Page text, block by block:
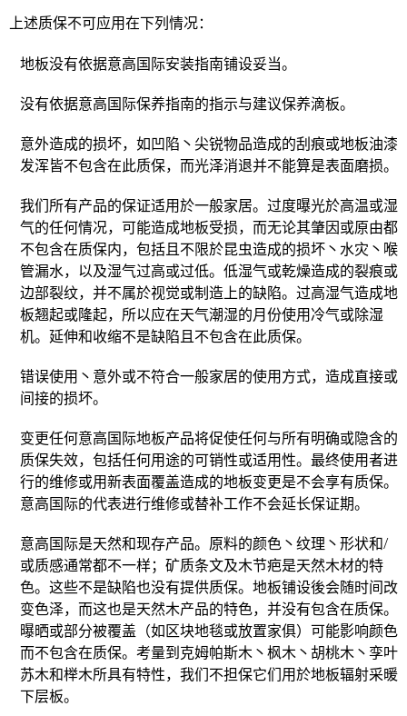
上述质保不可应用在下列情况：
地板没有依据意高国际安装指南铺设妥当。
没有依据意高国际保养指南的指示与建议保养滴板。
意外造成的损坏，如凹陷丶尖锐物品造成的刮痕或地板油漆
发浑皆不包含在此质保，而光泽消退并不能算是表面磨损。
我们所有产品的保证适用於一般家居。过度曝光於高温或湿
气的任何情况，可能造成地板受损，而无论其肇因或原由都
不包含在质保内，包括且不限於昆虫造成的损坏丶水灾丶喉
管漏水，以及湿气过高或过低。低湿气或乾燥造成的裂痕或
边部裂纹，并不属於视觉或制造上的缺陷。过高湿气造成地
板翘起或隆起，所以应在天气潮湿的月份使用冷气或除湿
机。延伸和收缩不是缺陷且不包含在此质保。
错误使用丶意外或不符合一般家居的使用方式，造成直接或
间接的损坏。
变更任何意高国际地板产品将促使任何与所有明确或隐含的
质保失效，包括任何用途的可销性或适用性。最终使用者进
行的维修或用新表面覆盖造成的地板变更是不会享有质保。
意高国际的代表进行维修或替补工作不会延长保证期。
意高国际是天然和现存产品。原料的颜色丶纹理丶形状和/
或质感通常都不一样；矿质条文及木节疤是天然木材的特
色。这些不是缺陷也没有提供质保。地板铺设後会随时间改
变色泽，而这也是天然木产品的特色，并没有包含在质保。
曝晒或部分被覆盖（如区块地毯或放置家俱）可能影响颜色
而不包含在质保。考量到克姆帕斯木丶枫木丶胡桃木丶孪叶
苏木和榉木所具有特性，我们不担保它们用於地板辐射采暖
下层板。